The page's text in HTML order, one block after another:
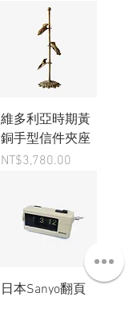
維多利亞時期黃
銅手型信件夾座
Price
NT$3,780.00
日本Sanyo翻頁